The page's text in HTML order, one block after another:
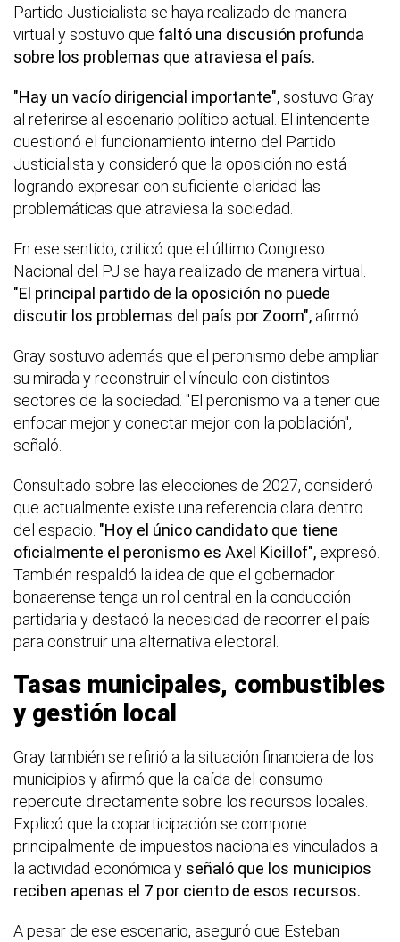
Partido Justicialista se haya realizado de manera
virtual y sostuvo que faltó una discusión profunda
sobre los problemas que atraviesa el país.
"Hay un vacío dirigencial importante", sostuvo Gray
al referirse al escenario político actual. El intendente
cuestionó el funcionamiento interno del Partido
Justicialista y consideró que la oposición no está
logrando expresar con suficiente claridad las
problemáticas que atraviesa la sociedad.
En ese sentido, criticó que el último Congreso
Nacional del PJ se haya realizado de manera virtual.
"El principal partido de la oposición no puede
discutir los problemas del país por Zoom", afirmó.
Gray sostuvo además que el peronismo debe ampliar
su mirada y reconstruir el vínculo con distintos
sectores de la sociedad. "El peronismo va a tener que
enfocar mejor y conectar mejor con la población",
señaló.
Consultado sobre las elecciones de 2027, consideró
que actualmente existe una referencia clara dentro
del espacio. "Hoy el único candidato que tiene
oficialmente el peronismo es Axel Kicillof", expresó.
También respaldó la idea de que el gobernador
bonaerense tenga un rol central en la conducción
partidaria y destacó la necesidad de recorrer el país
para construir una alternativa electoral.
Tasas municipales, combustibles
y gestión local
Gray también se refirió a la situación financiera de los
municipios y afirmó que la caída del consumo
repercute directamente sobre los recursos locales.
Explicó que la coparticipación se compone
principalmente de impuestos nacionales vinculados a
la actividad económica y señaló que los municipios
reciben apenas el 7 por ciento de esos recursos.
A pesar de ese escenario, aseguró que Esteban